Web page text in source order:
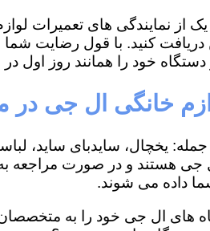
یک از نمایندگی های تعمیرات
کنید. با قول رضایت شما
خود را همانند روز اول در
خانگی ال جی
یخچال، سایدبای ساید،
هستند و در صورت مراجعه به
داده می شوند.
های ال جی خود را به